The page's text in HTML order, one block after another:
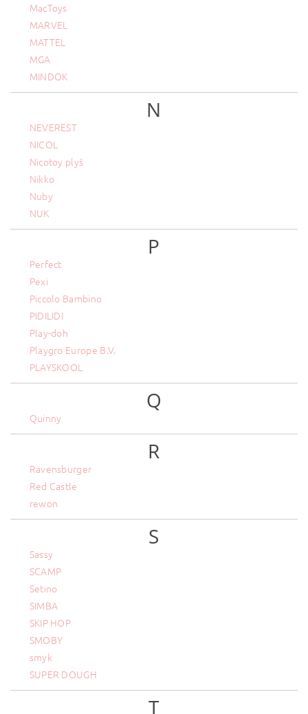
MacToys
MARVEL
MATTEL
MGA
MINDOK
N
NEVEREST
NICOL
Nicotoy plyš
Nikko
Nuby
NUK
P
Perfect
Pexi
Piccolo Bambino
PIDILIDI
Play-doh
Playgro Europe B.V.
PLAYSKOOL
Q
Quinny
R
Ravensburger
Red Castle
rewon
S
Sassy
SCAMP
Setino
SIMBA
SKIP HOP
SMOBY
smyk
SUPER DOUGH
T